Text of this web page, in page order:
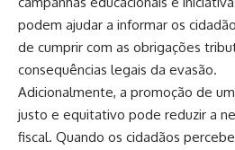
podem ajudar a informar os
de cumprir com as obrigações
consequências legais da evasão.
Adicionalmente, a promoção de
justo e equitativo pode reduzir a
fiscal. Quando os cidadãos